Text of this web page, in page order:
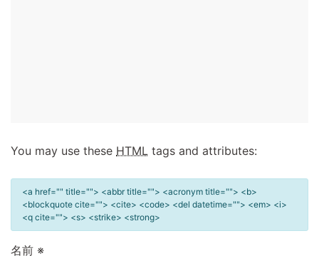
You may use these HTML tags and attributes:
<a href="" title=""> <abbr title=""> <acronym title=""> <b>
<blockquote cite=""> <cite> <code> <del datetime=""> <em> <i>
<q cite=""> <s> <strike> <strong>
名前 ※